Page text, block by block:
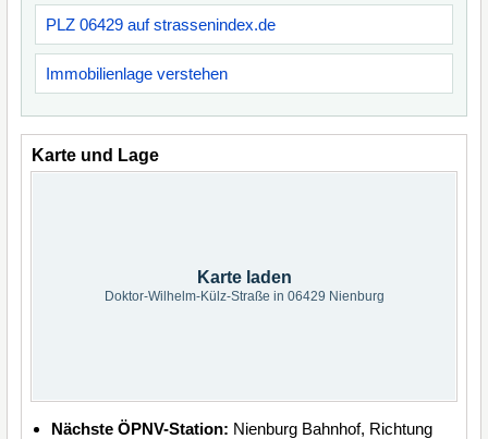
PLZ 06429 auf strassenindex.de
Immobilienlage verstehen
Karte und Lage
Karte laden
Doktor-Wilhelm-Külz-Straße in 06429 Nienburg
Nächste ÖPNV-Station: Nienburg Bahnhof, Richtung